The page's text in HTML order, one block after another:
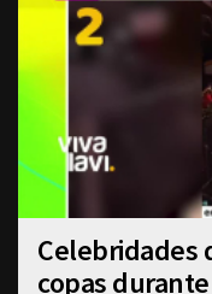
Celebridades
copas